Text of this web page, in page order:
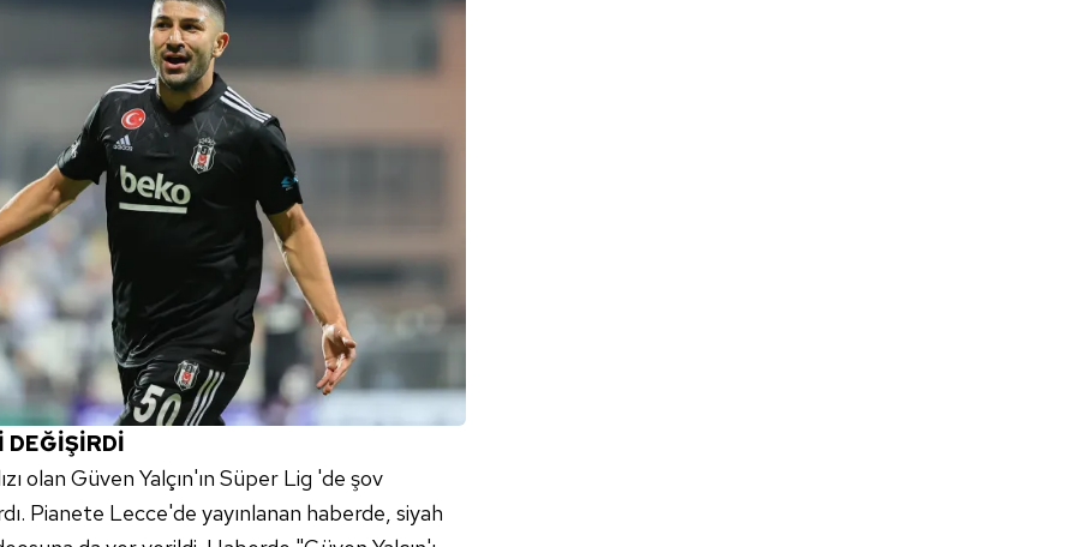
DEĞİŞİRDİ
olan Güven Yalçın'ın Süper Lig 'de şov
Pianete Lecce'de yayınlanan haberde, siyah